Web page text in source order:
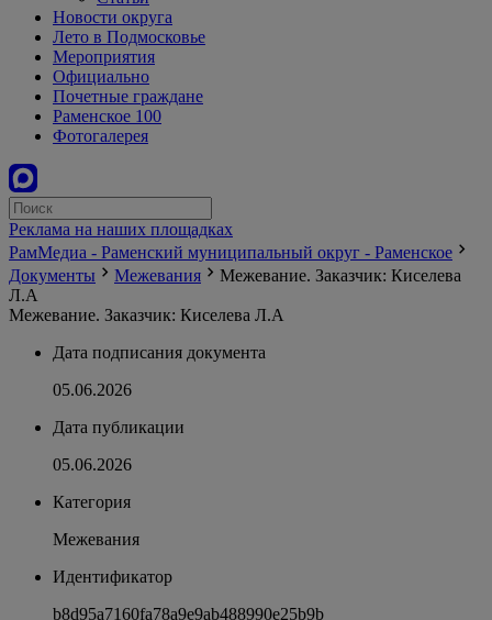
Новости округа
Лето в Подмосковье
Мероприятия
Официально
Почетные граждане
Раменское 100
Фотогалерея
Реклама на наших площадках
РамМедиа - Раменский муниципальный округ - Раменское
Документы
Межевания
Межевание. Заказчик: Киселева
Л.А
Межевание. Заказчик: Киселева Л.А
Дата подписания документа
05.06.2026
Дата публикации
05.06.2026
Категория
Межевания
Идентификатор
b8d95a7160fa78a9e9ab488990e25b9b